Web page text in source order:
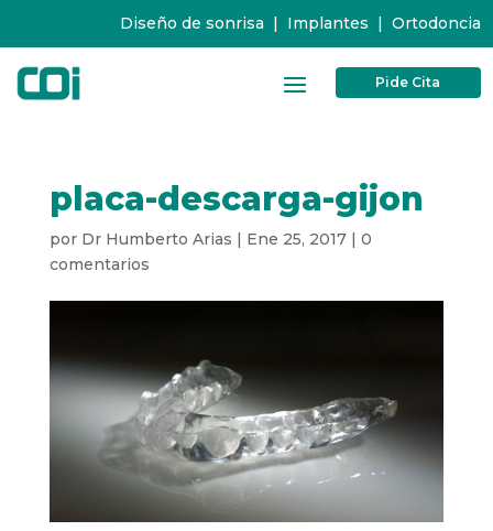
Diseño de sonrisa | Implantes | Ortodoncia
Pide Cita
placa-descarga-gijon
por Dr Humberto Arias | Ene 25, 2017| 0
comentarios